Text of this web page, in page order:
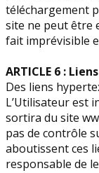
téléchargement
site ne peut être
fait imprévisible
ARTICLE 6 :
Des liens
L’Utilisateur est
sortira du site
pas de contrôle
aboutissent ces
responsable de